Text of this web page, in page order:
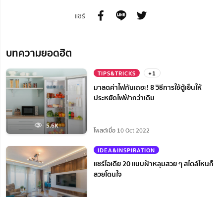
แชร์
บทความยอดฮิต
5.6K
TIPS&TRICKS +1
มาลดค่าไฟกันเถอะ! 8 วิธีการใช้ตู้เย็นให้
ประหยัดไฟฟ้ากว่าเดิม
โพสต์เมื่อ 10 Oct 2022
IDEA&INSPIRATION
แชร์ไอเดีย 20 แบบฝ้าหลุมสวย ๆ สไตล์ไหนก็
สวยโดนใจ